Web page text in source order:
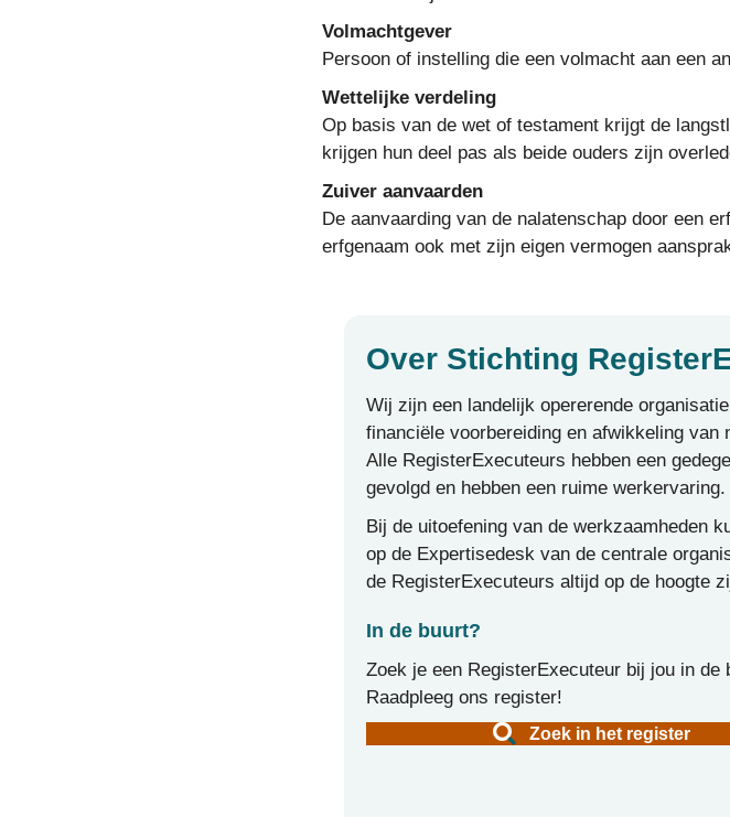
Volmachtgever
Persoon of instelling die een volmacht aan een
Wettelijke verdeling
Op basis van de wet of testament krijgt de
krijgen hun deel pas als beide ouders zijn
Zuiver aanvaarden
De aanvaarding van de nalatenschap door een
erfgenaam ook met zijn eigen vermogen
Over Stichting
Wij zijn een landelijk opererende
financiële voorbereiding en afwikkeling van
Alle RegisterExecuteurs hebben een
gevolgd en hebben een ruime werkervaring.
Bij de uitoefening van de werkzaamheden
op de Expertisedesk van de centrale
de RegisterExecuteurs altijd op de hoogte
In de buurt?
Zoek je een RegisterExecuteur bij jou in de
Raadpleeg ons register!
Zoek in het register